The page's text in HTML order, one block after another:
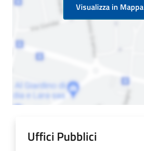
Visualizza in Mappa
Uffici Pubblici